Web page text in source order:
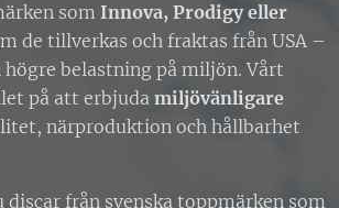
som Innova, Prodigy eller
de tillverkas och fraktas från USA –
belastning på miljön. Vårt
på att erbjuda miljövänligare
närproduktion och hållbarhet
discar från svenska toppmärken som